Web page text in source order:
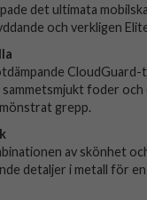
det ultimata
och verkligen
CloudGuard-
foder
grepp.
av skönhet
detaljer i metall för